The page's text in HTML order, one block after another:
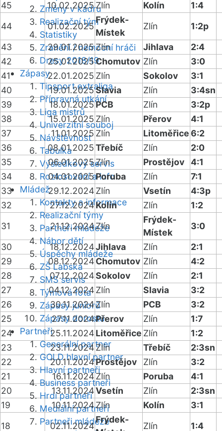
Změny v kádru
Realizační tým
Statistiky
Zranění / nemocní hráči
Dresy 2018/19
Zápasy
Tipsport extraliga
Přípravná utkání
Liga mistrů
Univerzitní souboj
Návštěvnost
Tabulka
Výsledkový servis
Rozlosování a info
Mládež
Kontakty a informace
Realizační týmy
Partneři mládeže
Nábor dětí
Úspěchy mládeže
ZŠ Labská
SMS servis
Týmová fota
Zápasy juniorů
Zápasy dorostu
Partneři
Generální partner
GOLD hlavní partner
Hlavní partneři
Business partneři
Hrdí partneři
Mediální partneři
Partneři mládeže
45
10.02.2025Zlín Kolín
1:4
44
01.02.2025
Frýdek-
Místek
Zlín
1:2p
43
29.01.2025Zlín Jihlava
2:4
42
25.01.2025Chomutov Zlín
3:0
41
22.01.2025 Zlín Sokolov
3:1
40
19.01.2025Slavia Zlín
3:4sn
39
18.01.2025PCB Zlín
3:2p
38
15.01.2025 Zlín Přerov
4:1
37
11.01.2025 Zlín Litoměřice6:2
36
08.01.2025Třebíč Zlín
2:0
35
06.01.2025Zlín Prostějov
4:1
34
04.01.2025Poruba Zlín
7:1
33
29.12.2024Zlín Vsetín
4:3p
32
27.12.2024Kolín Zlín
1:2
31
21.12.2024Zlín
Frýdek-
Místek
3:0
30
18.12.2024Jihlava Zlín
2:1
29
08.12.2024Chomutov Zlín
4:2
28
07.12.2024Sokolov Zlín
2:1
27
04.12.2024Zlín Slavia
3:2
26
30.11.2024Zlín PCB
3:2
25
27.11.2024Přerov Zlín
1:7
24
25.11.2024Litoměřice Zlín
1:2
23
23.11.2024Zlín Třebíč
2:3sn
22
20.11.2024Prostějov Zlín
3:2
21
16.11.2024Zlín Poruba
4:1
20
13.11.2024Vsetín Zlín
2:3sn
19
10.11.2024Zlín Kolín
3:1
18
02.11.2024
Frýdek-
Zlín 1:4